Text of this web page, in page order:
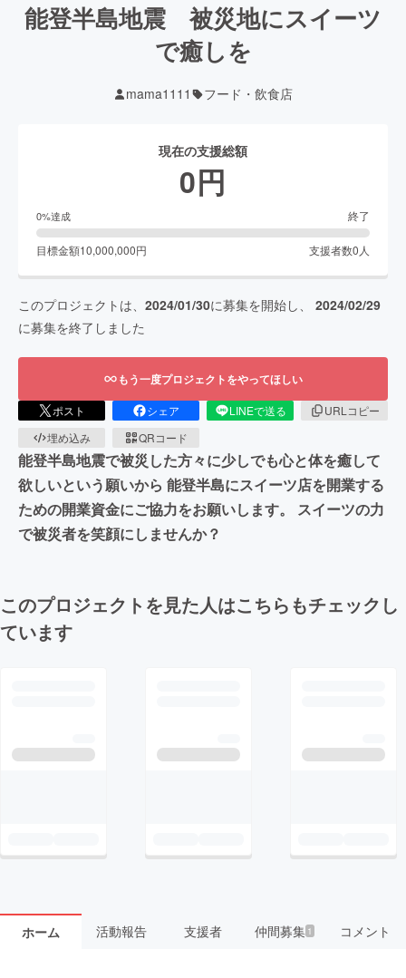
能登半島地震 被災地にスイーツ
で癒しを
mama1111 フード・飲食店
現在の支援総額
0円
0%達成 終了
目標金額10,000,000円 支援者数0 人
このプロジェクトは、 2024/01/30に募集を開始し、 2024/02/29
に募集を終了しました
もう一度プロジェクトをやってほしい
ポスト シェア LINEで送る
URLコピー
埋め込み
QRコード
能登半島地震で被災した方々に少しでも心と体を癒して
欲しいという願いから 能登半島にスイーツ店を開業する
ための開業資金にご協力をお願いします。 スイーツの力
で被災者を笑顔にしませんか？
このプロジェクトを見た人はこちらもチェックし
ています
ホーム 活動報告 支援者 仲間募集 1 コメント